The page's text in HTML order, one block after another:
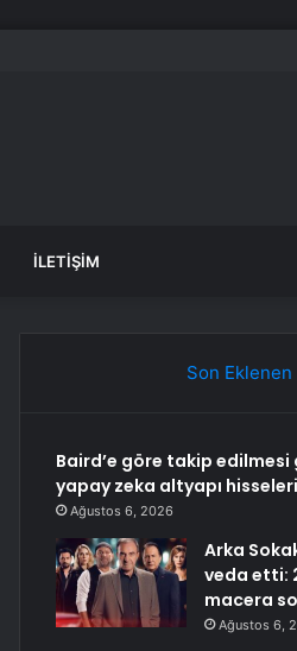
İLETIŞIM
Son Eklenen
Baird’e göre takip edilmesi
yapay zeka altyapı hisseleri
Ağustos 6, 2026
Arka
veda etti:
macera
Ağustos 6,